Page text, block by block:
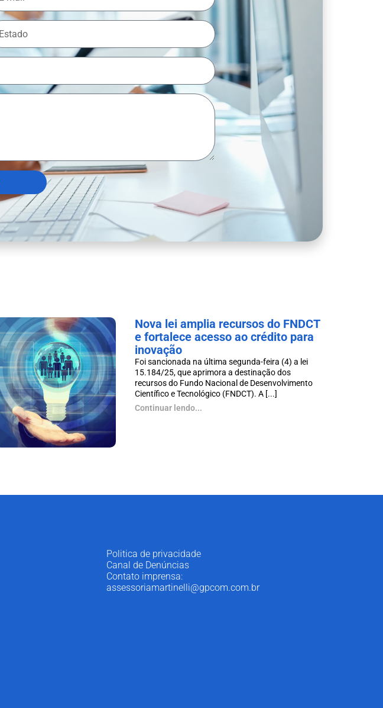
Nova lei amplia recursos do FNDCT
e fortalece acesso ao crédito para
inovação
Foi sancionada na última segunda-feira (4) a lei
15.184/25, que aprimora a destinação dos
recursos do Fundo Nacional de Desenvolvimento
Científico e Tecnológico (FNDCT). A [...]
Continuar lendo...
Politica de privacidade
Canal de Denúncias
Contato imprensa:
assessoriamartinelli@gpcom.com.br